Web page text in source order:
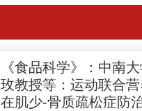
《食品科学》：中南
玫教授等：运动联合
在肌少-骨质疏松症防